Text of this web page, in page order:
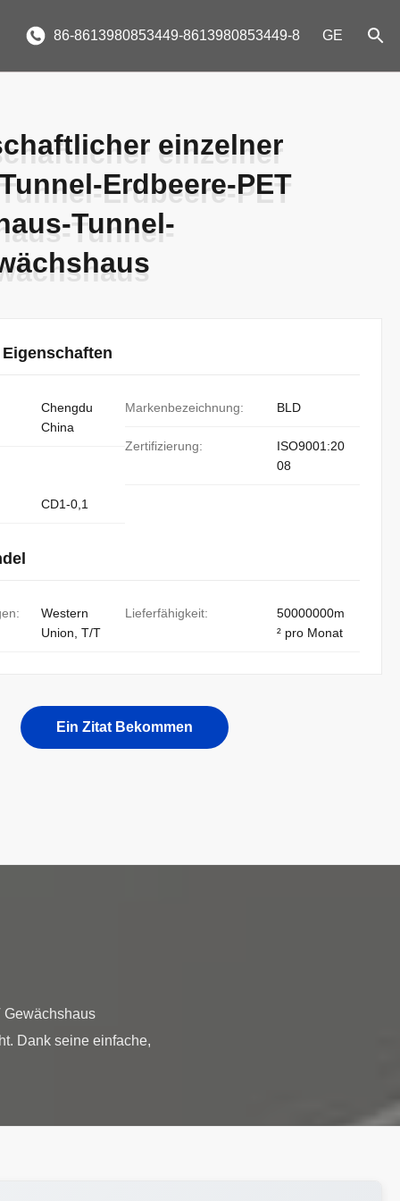
86-8613980853449-8613980853449-8 GE
einzelner
Erdbeere-PET
Tunnel-
einzelner
Erdbeere-PET
Tunnel-
Chengdu
China
Markenbezeichnung: BLD
Zertifizierung:
ISO9001:20
08
CD1-0,1
Western
Union, T/T
Lieferfähigkeit:
50000000m
² pro Monat
Ein Zitat Bekommen
Gewächshaus
Dank seine einfache,